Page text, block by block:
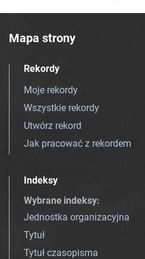
Mapa strony
Rekordy
Moje rekordy
Wszystkie rekordy
Utwórz rekord
Jak pracować z rekordem
Indeksy
Wybrane indeksy:
Jednostka organizacyjna
Tytuł
Tytuł czasopisma